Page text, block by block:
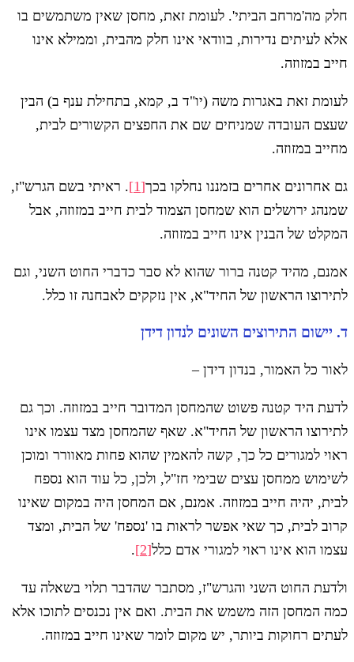
חלק מה'מרחב הביתי'. לעומת זאת, מחסן שאין משתמשים בו
אלא לעיתים נדירות, בוודאי אינו חלק מהבית, וממילא אינו
חייב במזוזה.
לעומת זאת באגרות משה (יו"ד ב, קמא, בתחילת ענף ב) הבין
שעצם העובדה שמניחים שם את החפצים הקשורים לבית,
מחייב במזוזה.
גם אחרונים אחרים בזמננו נחלקו בכך[1]
. ראיתי בשם הגרש"ז,
שמנהג ירושלים הוא שמחסן הצמוד לבית חייב במזוזה, אבל
המקלט של הבנין אינו חייב במזוזה.
אמנם, מהיד קטנה ברור שהוא לא סבר כדברי החוט השני, וגם
לתירוצו הראשון של החיד"א, אין נזקקים לאבחנה זו כלל.
ד. יישום התירוצים השונים לנדון דידן
לאור כל האמור, בנדון דידן –
לדעת היד קטנה פשוט שהמחסן המדובר חייב במזוזה. וכך גם
לתירוצו הראשון של החיד"א. שאף שהמחסן מצד עצמו אינו
ראוי למגורים כל כך, קשה להאמין שהוא פחות מאוורר ומוכן
לשימוש ממחסן עצים שבימי חז"ל, ולכן, כל עוד הוא נספח
לבית, יהיה חייב במזוזה. אמנם, אם המחסן היה במקום שאינו
קרוב לבית, כך שאי אפשר לראות בו 'נספח' של הבית, ומצד
עצמו הוא אינו ראוי למגורי אדם כלל[2]
.
ולדעת החוט השני והגרש"ז, מסתבר שהדבר תלוי בשאלה עד
כמה המחסן הזה משמש את הבית. ואם אין נכנסים לתוכו אלא
לעתים רחוקות ביותר, יש מקום לומר שאינו חייב במזוזה.